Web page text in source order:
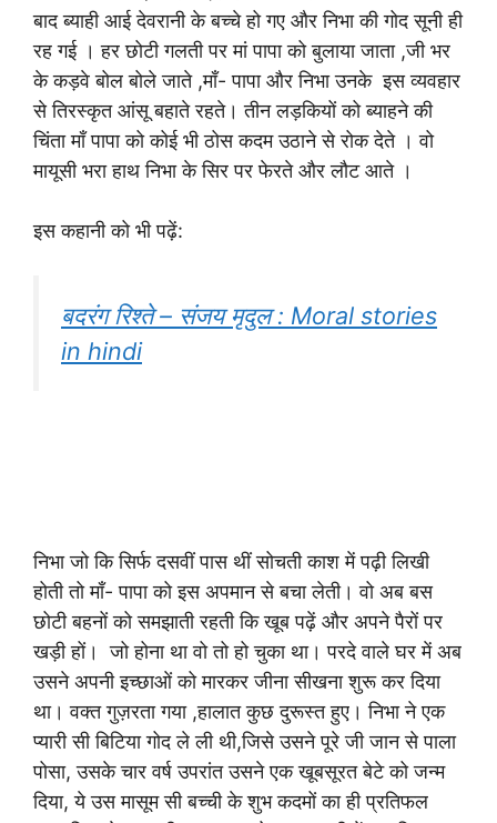
बाद ब्याही आई देवरानी के बच्चे हो गए और निभा की गोद सूनी ही
रह गई । हर छोटी गलती पर मां पापा को बुलाया जाता ,जी भर
के कड़वे बोल बोले जाते ,माँ- पापा और निभा उनके इस व्यवहार
से तिरस्कृत आंसू बहाते रहते। तीन लड़कियों को ब्याहने की
चिंता माँ पापा को कोई भी ठोस कदम उठाने से रोक देते । वो
मायूसी भरा हाथ निभा के सिर पर फेरते और लौट आते ।
इस कहानी को भी पढ़ें:
बदरंग रिश्ते – संजय मृदुल : Moral stories
in hindi
निभा जो कि सिर्फ दसवीं पास थीं सोचती काश में पढ़ी लिखी
होती तो माँ- पापा को इस अपमान से बचा लेती। वो अब बस
छोटी बहनों को समझाती रहती कि खूब पढ़ें और अपने पैरों पर
खड़ी हों। जो होना था वो तो हो चुका था। परदे वाले घर में अब
उसने अपनी इच्छाओं को मारकर जीना सीखना शुरू कर दिया
था। वक्त गुज़रता गया ,हालात कुछ दुरूस्त हुए। निभा ने एक
प्यारी सी बिटिया गोद ले ली थी,जिसे उसने पूरे जी जान से पाला
पोसा, उसके चार वर्ष उपरांत उसने एक खूबसूरत बेटे को जन्म
दिया, ये उस मासूम सी बच्ची के शुभ कदमों का ही प्रतिफल